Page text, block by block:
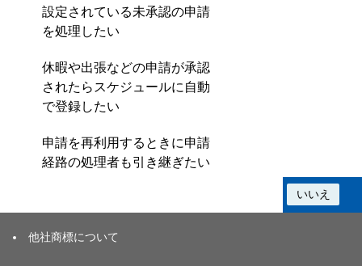
設定されている未承認の申請
を処理したい
休暇や出張などの申請が承認
されたらスケジュールに自動
で登録したい
申請を再利用するときに申請
経路の処理者も引き継ぎたい
いいえ
他社商標について